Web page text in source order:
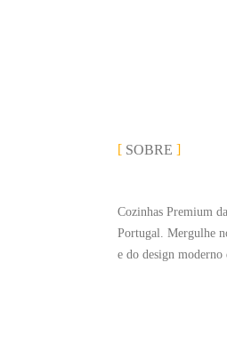
SOBRE
Cozinhas Premium
Portugal. Mergulhe
e do design moderno